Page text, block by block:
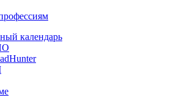
календарь